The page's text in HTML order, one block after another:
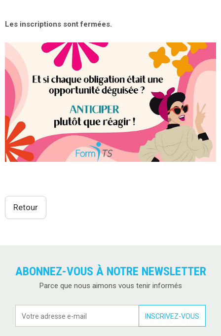
Les inscriptions sont fermées.
Retour
ABONNEZ-VOUS À NOTRE NEWSLETTER
Parce que nous aimons vous tenir informés